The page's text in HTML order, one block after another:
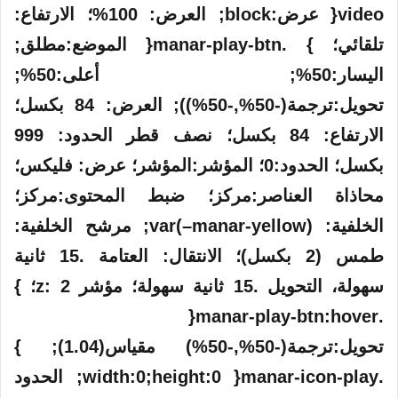
video{ عرض:block; العرض: 100%؛ الارتفاع:
تلقائي؛ } .manar-play-btn{ الموضع:مطلق;
اليسار:50%; أعلى:50%;
تحويل:ترجمة(-50%,-50%)); العرض: 84 بكسل؛
الارتفاع: 84 بكسل؛ نصف قطر الحدود: 999
بكسل؛ الحدود:0؛ المؤشر:المؤشر؛ عرض: فليكس؛
محاذاة العناصر:مركز؛ ضبط المحتوى:مركز؛
الخلفية: var(–manar-yellow); مرشح الخلفية:
طمس (2 بكسل)؛ الانتقال: العتامة .15 ثانية
سهولة، التحويل .15 ثانية سهولة؛ مؤشر z: 2؛ }
.manar-play-btn:hover{
تحويل:ترجمة(-50%,-50%) مقياس(1.04); }
.manar-icon-play{ width:0;height:0; الحدود